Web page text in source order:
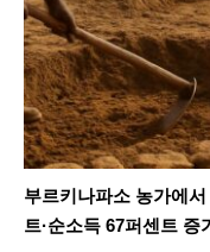
부르키나파소 농가에
트·순소득 67퍼센트 증